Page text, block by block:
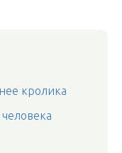
кролика